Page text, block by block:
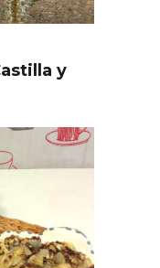
y